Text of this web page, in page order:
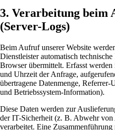
3. Verarbeitung beim
(Server-Logs)
Beim Aufruf unserer Website
Dienstleister automatisch
Browser übermittelt. Erfasst
und Uhrzeit der Anfrage,
übertragene Datenmenge,
und Betriebssystem-Information).
Diese Daten werden zur
der IT-Sicherheit (z. B. Abwehr
verarbeitet. Eine